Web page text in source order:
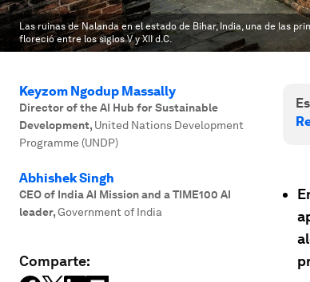
Las ruinas de Nalanda en el estado de Bihar, India, una de las
floreció entre los siglos V y XII d.C.
Keyzom Ngodup Massally
Director of the AI Hub for Sustainable
Development, United Nations Development
Programme (UNDP)
Abhishek Singh
CEO of India AI Mission and a TIME100 AI
leader,Government of India
Comparte: